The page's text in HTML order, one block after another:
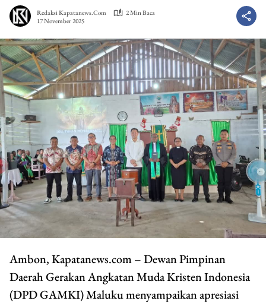
Redaksi Kapatanews.com
2 Min Baca
17 November 2025
Ambon, Kapatanews.com – Dewan Pimpinan
Daerah Gerakan Angkatan Muda Kristen Indonesia
(DPD GAMKI) Maluku menyampaikan apresiasi